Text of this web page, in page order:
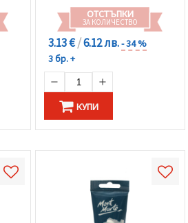
ОТСТЪПКИ
ЗА КОЛИЧЕСТВО
3.13 €/6.12 лв.- 34 %
3 бр. +
КУПИ